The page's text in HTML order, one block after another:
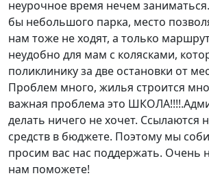
неурочное время нечем
бы небольшого парка, место
нам тоже не ходят, а только
неудобно для мам с колясками,
поликлинику за две остановки от
Проблем много, жилья строится
важная проблема это
делать ничего не хочет. Ссылаются
средств в бюджете. Поэтому мы
просим вас нас поддержать. Очень
нам поможете!